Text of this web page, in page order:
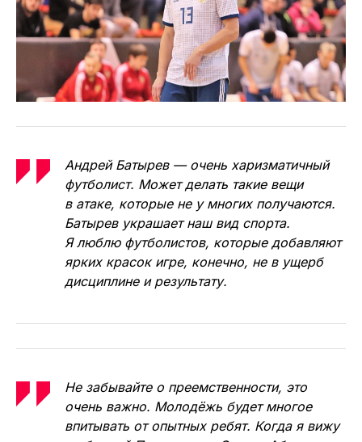
Андрей Батырев — очень харизматичный
футболист. Может делать такие вещи
в атаке, которые не у многих получаются.
Батырев украшает наш вид спорта.
Я люблю футболистов, которые добавляют
ярких красок игре, конечно, не в ущерб
дисциплине и результату.
Не забывайте о преемственности, это
очень важно. Молодёжь будет многое
впитывать от опытных ребят. Когда я вижу